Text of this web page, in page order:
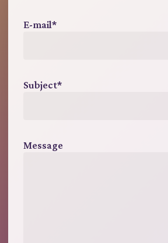
E-mail*
Subject*
Message